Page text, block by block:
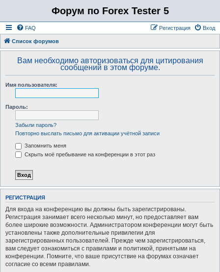
Форум по Forex Tester 5
FAQ Вход
Регистрация
Список форумов
Вам необходимо авторизоваться для цитирования
сообщений в этом форуме.
Имя пользователя:
Пароль:
Забыли пароль?
Повторно выслать письмо для активации учётной записи
Запомнить меня
Скрыть моё пребывание на конференции в этот раз
РЕГИСТРАЦИЯ
Для входа на конференцию вы должны быть зарегистрированы.
Регистрация занимает всего несколько минут, но предоставляет вам
более широкие возможности. Администратором конференции могут быть
установлены также дополнительные привилегии для
зарегистрированных пользователей. Прежде чем зарегистрироваться,
вам следует ознакомиться с правилами и политикой, принятыми на
конференции. Помните, что ваше присутствие на форумах означает
согласие со всеми правилами.